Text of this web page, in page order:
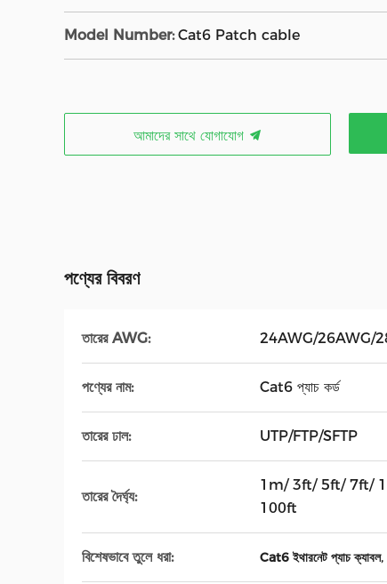
Model Number: Cat6 Patch cable
আমাদের সাথে যোগাযোগ
পণ্যের বিবরণ
তারের AWG: 24AWG/26AWG/
পণ্যের নাম: Cat6 প্যাচ কর্ড
তারের ঢাল: UTP/FTP/SFTP
তারের দৈর্ঘ্য:
1m/ 3ft/ 5ft/ 7ft/
100ft
বিশেষভাবে তুলে ধরা: Cat6 ইথারনেট প্যাচ ক্যাবল,